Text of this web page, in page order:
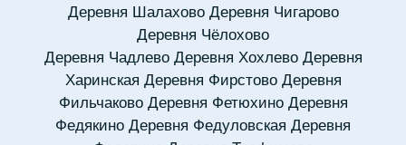
Деревня Шалахово Деревня Чигарово
Деревня Чёлохово
Деревня Чадлево Деревня Хохлево Деревня
Харинская Деревня Фирстово Деревня
Фильчаково Деревня Фетюхино Деревня
Федякино Деревня Федуловская Деревня